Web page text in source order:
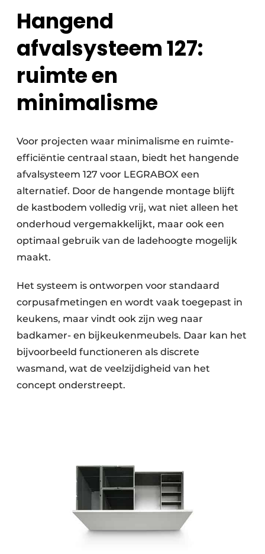
Hangend
afvalsysteem 127:
ruimte en
minimalisme
Voor projecten waar minimalisme en ruimte-
efficiëntie centraal staan, biedt het hangende
afvalsysteem 127 voor LEGRABOX een
alternatief. Door de hangende montage blijft
de kastbodem volledig vrij, wat niet alleen het
onderhoud vergemakkelijkt, maar ook een
optimaal gebruik van de ladehoogte mogelijk
maakt.
Het systeem is ontworpen voor standaard
corpusafmetingen en wordt vaak toegepast in
keukens, maar vindt ook zijn weg naar
badkamer- en bijkeukenmeubels. Daar kan het
bijvoorbeeld functioneren als discrete
wasmand, wat de veelzijdigheid van het
concept onderstreept.